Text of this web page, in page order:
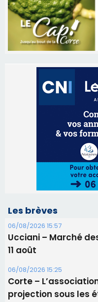
Les brèves
06/08/2026 15:57
Ucciani – Marché
11 août
06/08/2026 15:25
Corte –
projection sous les